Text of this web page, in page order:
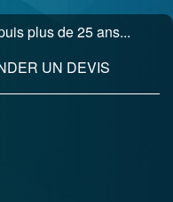
plus de 25 ans...
UN DEVIS